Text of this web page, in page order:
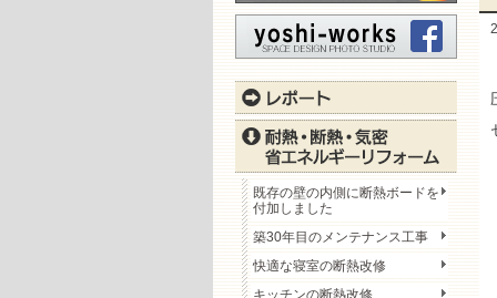
既存の壁の内側に断熱ボードを
付加しました
築30年目のメンテナンス工事
快適な寝室の断熱改修
キッチンの断熱改修